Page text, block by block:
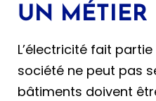
UN MÉTIER
L’électricité fait
société ne peut pas
bâtiments doivent